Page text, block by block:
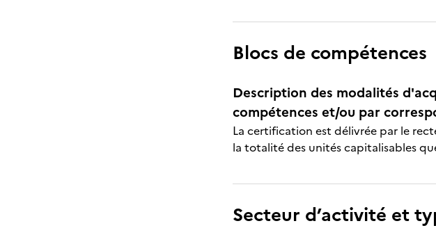
Blocs de compétences
Description des modalités
compétences et/ou par
La certification est délivrée par le
la totalité des unités capitalisables
Secteur d’activité et